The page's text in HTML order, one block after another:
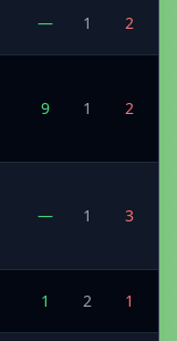
— 1 2
9 1 2
— 1 3
1 2 1